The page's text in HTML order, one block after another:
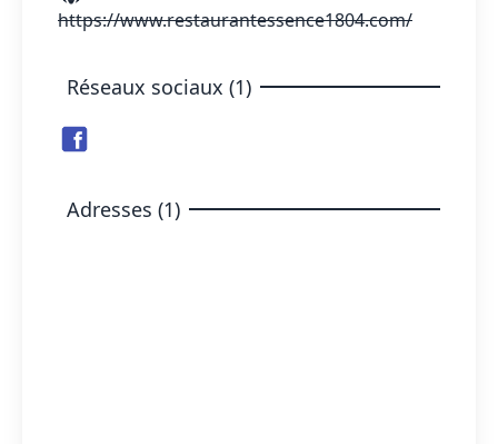
https://www.restaurantessence1804.com/
Réseaux sociaux (1)
Adresses (1)